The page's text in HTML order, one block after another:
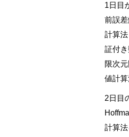
1日目
前誤
計算
証付
限次
値計
2日目
計算